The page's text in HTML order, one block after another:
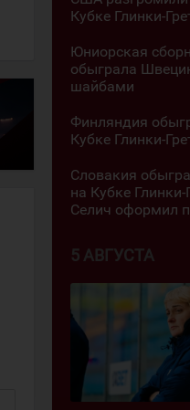
Кубке Глинки-
Юниорская
обыграла
шайбами
Финляндия
Кубке Глинки-
Словакия
на Кубке
Селич оформил
5 АВГУСТА